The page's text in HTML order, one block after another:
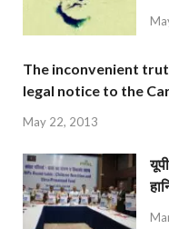
The inconvenient
legal notice to the
May 22, 2013